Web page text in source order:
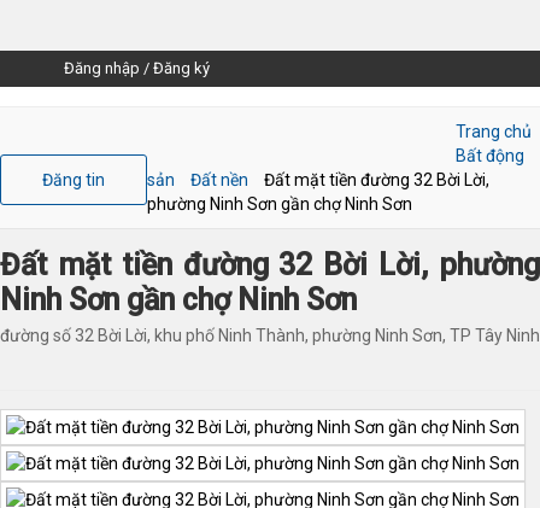
Đăng nhập / Đăng ký
Đăng tin
Trang chủ
Bất động
sản
Đất nền
Đất mặt tiền đường 32 Bời Lời,
phường Ninh Sơn gần chợ Ninh Sơn
Đất mặt tiền đường 32 Bời Lời, phường
Ninh Sơn gần chợ Ninh Sơn
đường số 32 Bời Lời, khu phố Ninh Thành, phường Ninh Sơn, TP Tây Ninh